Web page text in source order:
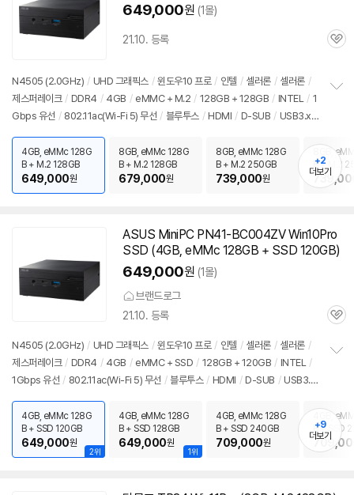
649,000원 (1몰)
21.10. 등록
관
N4505 (2.0GHz) / UHD 그래픽스 / 윈도우10 프로 / 인텔 / 셀러론 / 셀러론 /
제스퍼레이크 / DDR4 / 4GB / eMMC + M.2 / 128GB + 128GB / INTEL / 1
Gbps 유선 / 802.11ac(Wi-Fi 5) 무선 / 블루투스 / HDMI / D-SUB / USB3.x
치
기
4GB, eMMc 128G
B + M.2 128GB
649,000원
8GB, eMMc 128G
B + M.2 128GB
679,000원
8GB, eMMc 128G
B + M.2 250GB
739,000원
8GB,
B + M.2
+2
더보기
ASUS MiniPCPN41-BC004ZV Win10Pro
SSD (4GB, eMMc 128GB + SSD 120GB)
649,000원 (1몰)
브랜드로그
21.10. 등록
관
N4505 (2.0GHz) / UHD 그래픽스 / 윈도우10 프로 / 인텔 / 셀러론 / 셀러론 /
제스퍼레이크 / DDR4 / 4GB / eMMC + SSD / 128GB + 120GB / INTEL /
1Gbps 유선 / 802.11ac(Wi-Fi 5) 무선 / 블루투스 / HDMI / D-SUB / USB3.x
치
기
2위
4GB, eMMc 128G
B + SSD 120GB
649,000원
1위
4GB, eMMc 128G
B + SSD 128GB
649,000원
4GB, eMMc 128G
B + SSD 240GB
709,000원
4GB,
B + SSD
+9
더보기